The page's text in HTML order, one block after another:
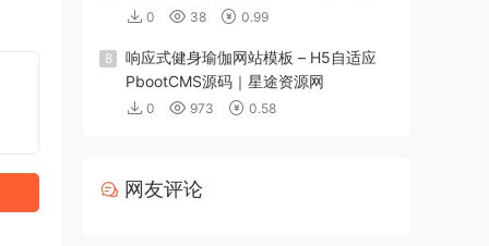
0 38 0.99
8
响应式健身瑜伽网站模板 – H5自适应
PbootCMS源码｜星途资源网
0 973 0.58
网友评论